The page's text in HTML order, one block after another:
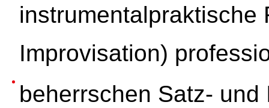
instrumentalpraktische
Improvisation)
beherrschen Satz-